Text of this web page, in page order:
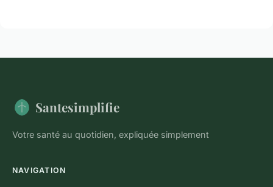
Santesimplifie
Votre santé au quotidien, expliquée simplement
NAVIGATION